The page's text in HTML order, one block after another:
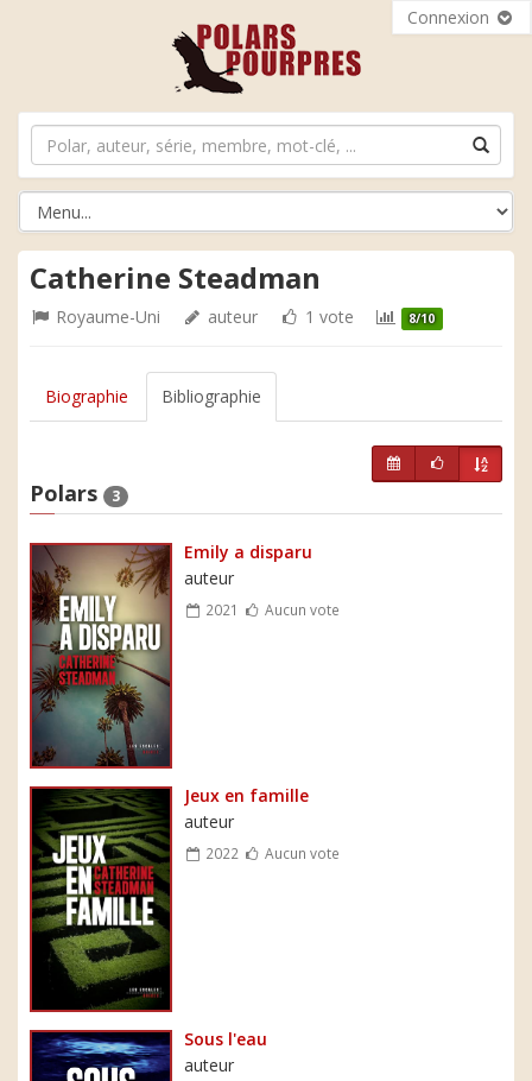
Connexion
Catherine Steadman
Royaume-Uni auteur 1 vote 8/10
Biographie Bibliographie
Polars 3
Emily a disparu
auteur
2021 Aucun vote
Jeux en famille
auteur
2022 Aucun vote
Sous l'eau
auteur